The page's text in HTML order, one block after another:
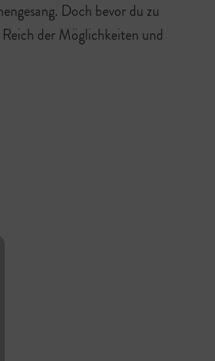
Doch bevor du zu
der Möglichkeiten und